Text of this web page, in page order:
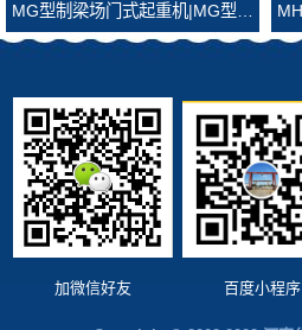
加微信好友 百度小程序